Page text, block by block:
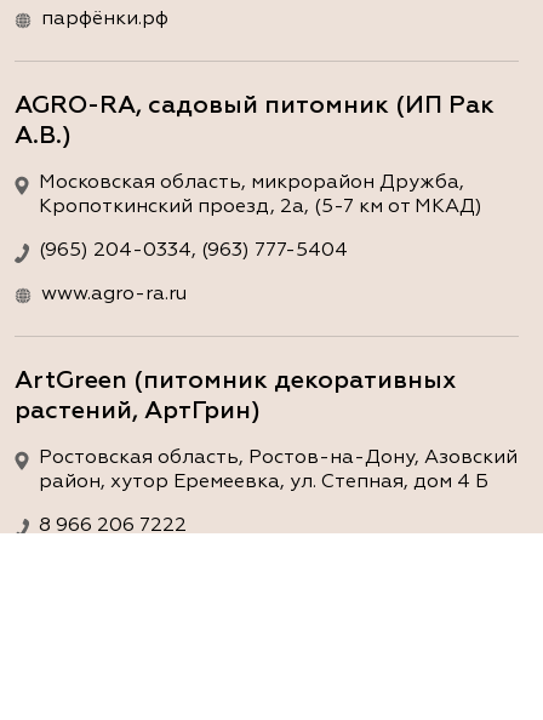
парфёнки.рф
AGRO-RA, садовый питомник (ИП Рак
А.В.)
Московская область, микрорайон Дружба,
Кропоткинский проезд, 2а, (5-7 км от МКАД)
(965) 204-0334, (963) 777-5404
www.agro-ra.ru
ArtGreen (питомник декоративных
растений, АртГрин)
Ростовская область, Ростов-на-Дону, Азовский
район, хутор Еремеевка, ул. Степная, дом 4 Б
8 966 206 7222